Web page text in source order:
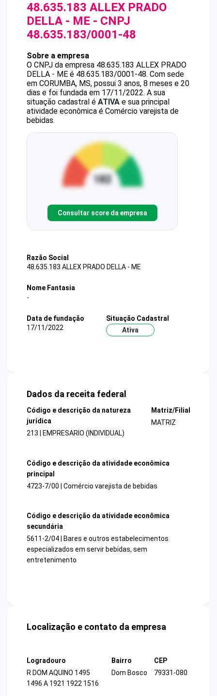
48.635.183 ALLEX PRADO
DELLA - ME - CNPJ
48.635.183/0001-48
Sobre a empresa
O CNPJ da empresa 48.635.183 ALLEX PRADO
DELLA - ME é 48.635.183/0001-48. Com sede
em CORUMBA, MS, possui 3 anos, 8 meses e 20
dias e foi fundada em 17/11/2022. A sua
situação cadastral é ATIVA e sua principal
atividade econômica é Comércio varejista de
bebidas.
Consultar score da empresa
Razão Social
48.635.183 ALLEX PRADO DELLA - ME
Nome Fantasia
-
Data de fundação
17/11/2022
Situação Cadastral
Ativa
Dados da receita federal
Código e descrição da natureza
jurídica
213 | EMPRESARIO (INDIVIDUAL)
Matriz/Filial
MATRIZ
Código e descrição da atividade econômica
principal
4723-7/00 | Comércio varejista de bebidas
Código e descrição da atividade econômica
secundária
5611-2/04 | Bares e outros estabelecimentos
especializados em servir bebidas, sem
entretenimento
Localização e contato da empresa
Logradouro
R DOM AQUINO 1495
1496 A 1921 1922 1516
Bairro
Dom Bosco
CEP
79331-080